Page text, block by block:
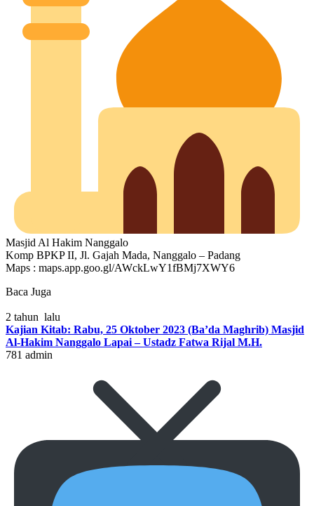
Masjid Al Hakim Nanggalo
Komp BPKP II, Jl. Gajah Mada, Nanggalo – Padang
Maps : maps.app.goo.gl/AWckLwY1fBMj7XWY6
Baca Juga
2 tahun lalu
Kajian Kitab: Rabu, 25 Oktober 2023 (Ba’da Maghrib) Masjid
Al-Hakim Nanggalo Lapai – Ustadz Fatwa Rijal M.H.
781 admin